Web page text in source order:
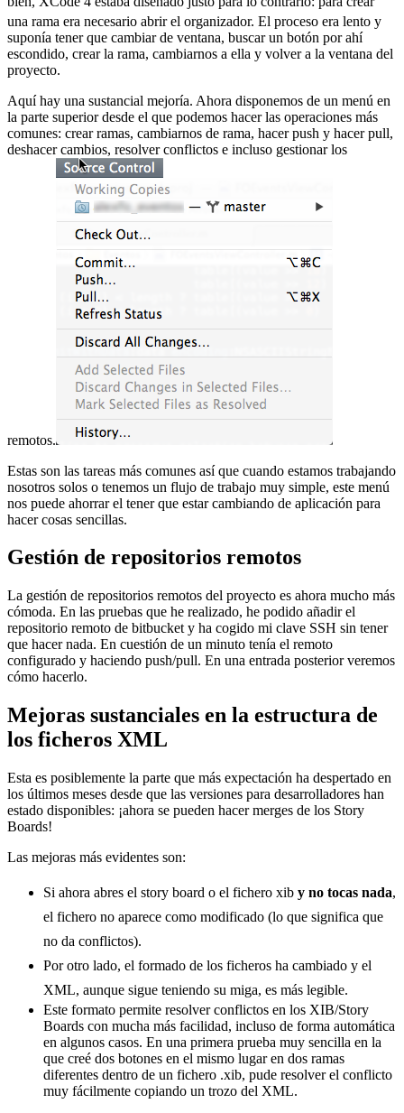
una rama era necesario abrir el organizador. El proceso era lento y
suponía tener que cambiar de ventana, buscar un botón por ahí
escondido, crear la rama, cambiarnos a ella y volver a la ventana del
proyecto.
Aquí hay una sustancial mejoría. Ahora disponemos de un menú en
la parte superior desde el que podemos hacer las operaciones más
comunes: crear ramas, cambiarnos de rama, hacer push y hacer pull,
deshacer cambios, resolver conflictos e incluso gestionar los
remotos.
Estas son las tareas más comunes así que cuando estamos trabajando
nosotros solos o tenemos un flujo de trabajo muy simple, este menú
nos puede ahorrar el tener que estar cambiando de aplicación para
hacer cosas sencillas.
Gestión de repositorios remotos
La gestión de repositorios remotos del proyecto es ahora mucho más
cómoda. En las pruebas que he realizado, he podido añadir el
repositorio remoto de bitbucket y ha cogido mi clave SSH sin tener
que hacer nada. En cuestión de un minuto tenía el remoto
configurado y haciendo push/pull. En una entrada posterior veremos
cómo hacerlo.
Mejoras sustanciales en la estructura de
los ficheros XML
Esta es posiblemente la parte que más expectación ha despertado en
los últimos meses desde que las versiones para desarrolladores han
estado disponibles: ¡ahora se pueden hacer merges de los Story
Boards!
Las mejoras más evidentes son:
Si ahora abres el story board o el fichero xib y no tocas nada,
el fichero no aparece como modificado (lo que significa que
no da conflictos).
Por otro lado, el formado de los ficheros ha cambiado y el
XML, aunque sigue teniendo su miga, es más legible.
Este formato permite resolver conflictos en los XIB/Story
Boards con mucha más facilidad, incluso de forma automática
en algunos casos. En una primera prueba muy sencilla en la
que creé dos botones en el mismo lugar en dos ramas
diferentes dentro de un fichero .xib, pude resolver el conflicto
muy fácilmente copiando un trozo del XML.